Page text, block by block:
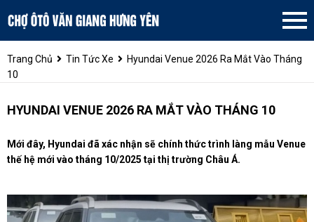
Trang Chủ Tin Tức Xe
Hyundai Venue 2026 Ra Mắt Vào Tháng
10
HYUNDAI VENUE 2026 RA MẮT VÀO THÁNG 10
Mới đây, Hyundai đã xác nhận sẽ chính thức trình làng mẫu Venue
thế hệ mới vào tháng 10/2025 tại thị trường Châu Á.